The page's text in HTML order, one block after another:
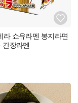
라 쇼유라멘 봉지라면
간장라멘